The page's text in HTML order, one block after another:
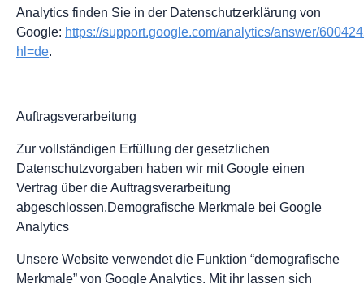
Analytics finden Sie in der Datenschutzerklärung von
Google: https://support.google.com/analytics/answer/
hl=de.
Auftragsverarbeitung
Zur vollständigen Erfüllung der gesetzlichen
Datenschutzvorgaben haben wir mit Google einen
Vertrag über die Auftragsverarbeitung
abgeschlossen.Demografische Merkmale bei Google
Analytics
Unsere Website verwendet die Funktion “demografische
Merkmale” von Google Analytics. Mit ihr lassen sich